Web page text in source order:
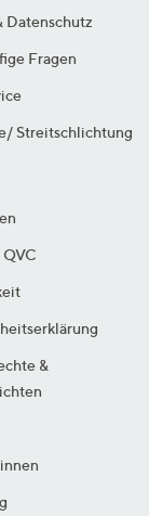
Datenschutz
Fragen
Streitschlichtung
QVC
&